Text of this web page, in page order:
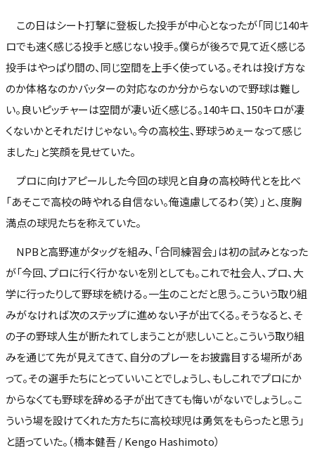
この日はシート打撃に登板した投手が中心となったが「同じ140キ
ロでも速く感じる投手と感じない投手。僕らが後ろで見て近く感じる
投手はやっぱり間の、同じ空間を上手く使っている。それは投げ方な
のか体格なのかバッターの対応なのか分からないので野球は難し
い。良いピッチャーは空間が凄い近く感じる。140キロ、150キロが凄
くないかとそれだけじゃない。今の高校生、野球うめぇーなって感じ
ました」と笑顔を見せていた。
プロに向けアピールした今回の球児と自身の高校時代とを比べ
「あそこで高校の時やれる自信ない。俺遠慮してるわ（笑）」と、度胸
満点の球児たちを称えていた。
NPBと高野連がタッグを組み、「合同練習会」は初の試みとなった
が「今回、プロに行く行かないを別としても。これで社会人、プロ、大
学に行ったりして野球を続ける。一生のことだと思う。こういう取り組
みがなければ次のステップに進めない子が出てくる。そうなると、そ
の子の野球人生が断たれてしまうことが悲しいこと。こういう取り組
みを通じて先が見えてきて、自分のプレーをお披露目する場所があ
って。その選手たちにとっていいことでしょうし、もしこれでプロにか
からなくても野球を辞める子が出てきても悔いがないでしょうし。こ
ういう場を設けてくれた方たちに高校球児は勇気をもらったと思う」
と語っていた。（橋本健吾 / Kengo Hashimoto）